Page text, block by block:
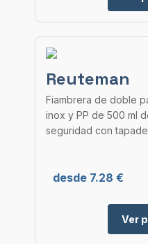
Reuteman
Fiambrera de doble
inox y PP de 500 ml
seguridad con
desde 7.28 €
Ver